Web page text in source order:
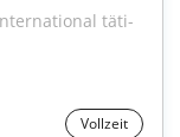
täti­
Vollzeit